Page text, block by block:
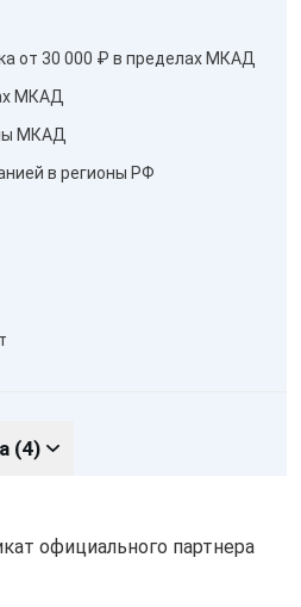
от 30 000 ₽ в пределах МКАД
МКАД
МКАД
в регионы РФ
(4)